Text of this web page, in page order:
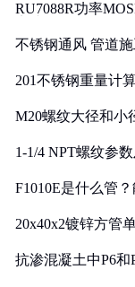
RU7088R功率
不锈钢通风 管道施
201不锈钢重量计
M20螺纹大径和小
1-1/4 NPT螺纹参
F1010E是什么管
20x40x2镀锌方管
抗渗混凝土中P6